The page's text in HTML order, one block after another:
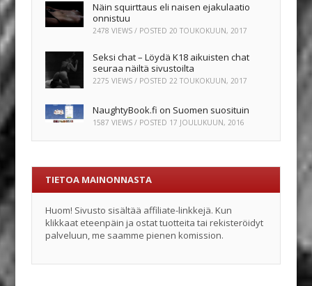
Näin squirttaus eli naisen ejakulaatio
onnistuu
2478 VIEWS / POSTED20 TOUKOKUUN, 2017
Seksi chat – Löydä K18 aikuisten chat
seuraa näiltä sivustoilta
2275 VIEWS / POSTED22 TOUKOKUUN, 2017
NaughtyBook.fi on Suomen suosituin
1587 VIEWS / POSTED 17 JOULUKUUN, 2016
TIETOA MAINONNASTA
Huom! Sivusto sisältää affiliate-linkkejä. Kun
klikkaat eteenpäin ja ostat tuotteita tai rekisteröidyt
palveluun, me saamme pienen komission.